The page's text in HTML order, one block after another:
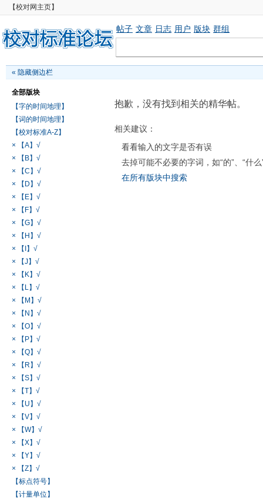
【校对网主页】
帖子 文章 日志 用户 版块 群组
« 隐藏侧边栏
全部版块
【字的时间地理】
【词的时间地理】
【校对标准A-Z】
× 【A】√
× 【B】√
× 【C】√
× 【D】√
× 【E】√
× 【F】√
× 【G】√
× 【H】√
× 【I】√
× 【J】√
× 【K】√
× 【L】√
× 【M】√
× 【N】√
× 【O】√
× 【P】√
× 【Q】√
× 【R】√
× 【S】√
× 【T】√
× 【U】√
× 【V】√
× 【W】√
× 【X】√
× 【Y】√
× 【Z】√
【标点符号】
【计量单位】
抱歉，没有找到相关的精华帖。
相关建议：
看看输入的文字是否有误
去掉可能不必要的字词，如“的”、“什么
在所有版块中搜索